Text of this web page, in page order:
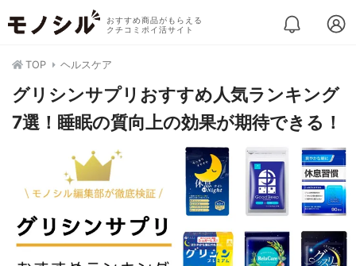
おすすめ商品がもらえる
クチコミポイ活サイト
TOP ヘルスケア
グリシンサプリおすすめ人気ランキング
7選！睡眠の質向上の効果が期待できる！